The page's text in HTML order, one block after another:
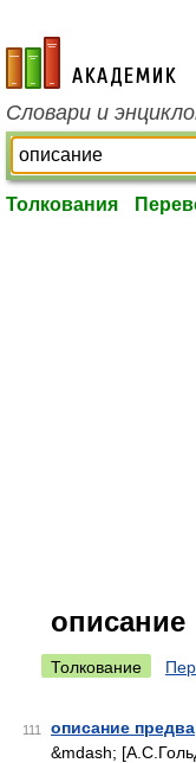
academic.ru
Словари и
Толкования
описание
Толкование
111 описание
&mdash;